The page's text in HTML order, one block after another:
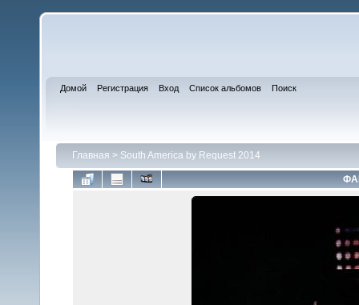
Домой Регистрация Вход Список альбомов Поиск
Главная > South America by Request 2014